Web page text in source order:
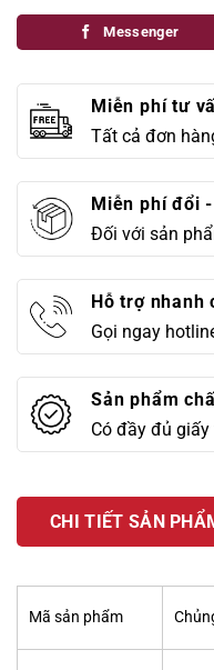
Messenger
Miễn phí tư
Tất cả đơn
Miễn phí đổi
Đối với sản
Hỗ trợ nhanh
Gọi ngay
Sản phẩm
Có đầy đủ
CHI TIẾT SẢN
Mã sản phẩm